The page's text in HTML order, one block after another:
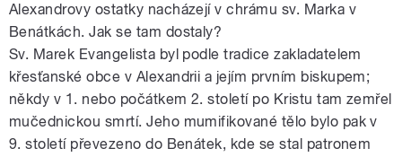
Alexandrovy ostatky nacházejí v chrámu sv. Marka v
Benátkách. Jak se tam dostaly?
Sv. Marek Evangelista byl podle tradice zakladatelem
křesťanské obce v Alexandrii a jejím prvním biskupem;
někdy v 1. nebo počátkem 2. století po Kristu tam zemřel
mučednickou smrtí. Jeho mumifikované tělo bylo pak v
9. století převezeno do Benátek, kde se stal patronem